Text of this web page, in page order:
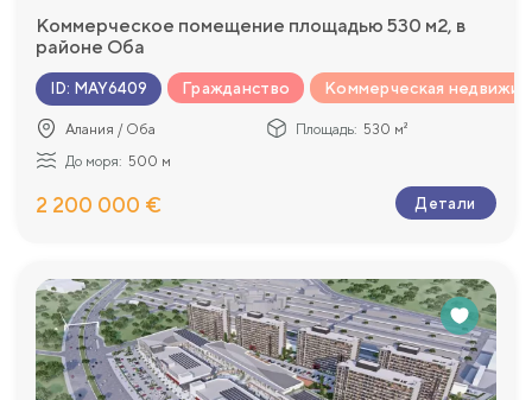
Коммерческое помещение площадью 530 м2, в
районе Оба
ID: MAY6409 Гражданство Коммерческая
Алания / Оба Площадь: 530 м²
До моря: 500 м
2 200 000 € Детали